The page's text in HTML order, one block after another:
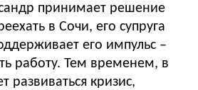
принимает решение
в Сочи, его супруга
его импульс –
работу. Тем временем, в
развиваться кризис,